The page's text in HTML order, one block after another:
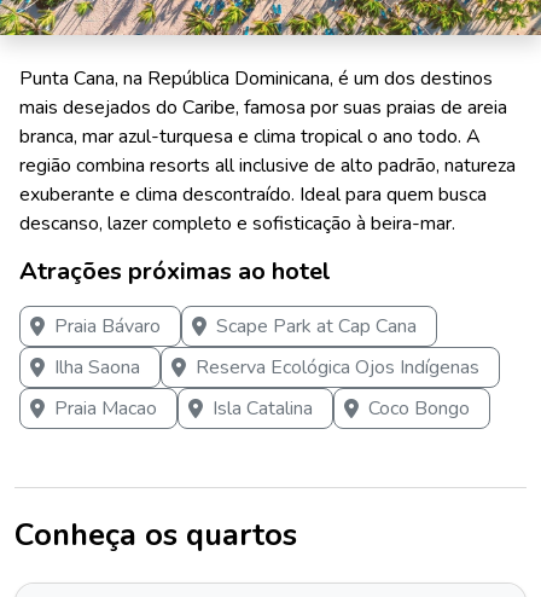
Punta Cana, na República Dominicana, é um dos destinos
mais desejados do Caribe, famosa por suas praias de areia
branca, mar azul-turquesa e clima tropical o ano todo. A
região combina resorts all inclusive de alto padrão, natureza
exuberante e clima descontraído. Ideal para quem busca
descanso, lazer completo e sofisticação à beira-mar.
Atrações próximas ao hotel
Praia Bávaro
Scape Park at Cap Cana
Ilha Saona
Reserva Ecológica Ojos Indígenas
Praia Macao
Isla Catalina Coco Bongo
Conheça os quartos